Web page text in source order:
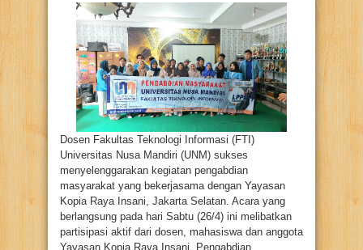
Universitas
Nusa
Mandiri
Berikan
Pelatihan
Pembuatan
Curriculum
Vitae
Berbasis
AI
Kepada
Yayasan
Kopia
Raya
Insani
Dosen Fakultas Teknologi Informasi (FTI)
Universitas Nusa Mandiri (UNM) sukses
menyelenggarakan kegiatan pengabdian
masyarakat yang bekerjasama dengan Yayasan
Kopia Raya Insani, Jakarta Selatan. Acara yang
berlangsung pada hari Sabtu (26/4) ini melibatkan
partisipasi aktif dari dosen, mahasiswa dan anggota
Yayasan Kopia Raya Insani. Pengabdian